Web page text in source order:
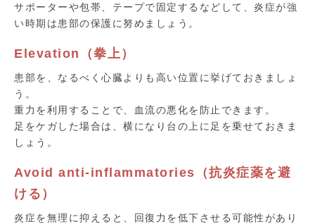
サポーターや包帯、テープで固定するなどして、炎症が強
い時期は患部の保護に努めましょう。
Elevation（拳上）
患部を、なるべく心臓よりも高い位置に挙げておきましょ
う。
重力を利用することで、血流の悪化を防止できます。
足をケガした場合は、横になり台の上に足を乗せておきま
しょう。
Avoid anti-inflammatories（抗炎症薬を避
ける）
炎症を無理に抑えると、回復力を低下させる可能性があり